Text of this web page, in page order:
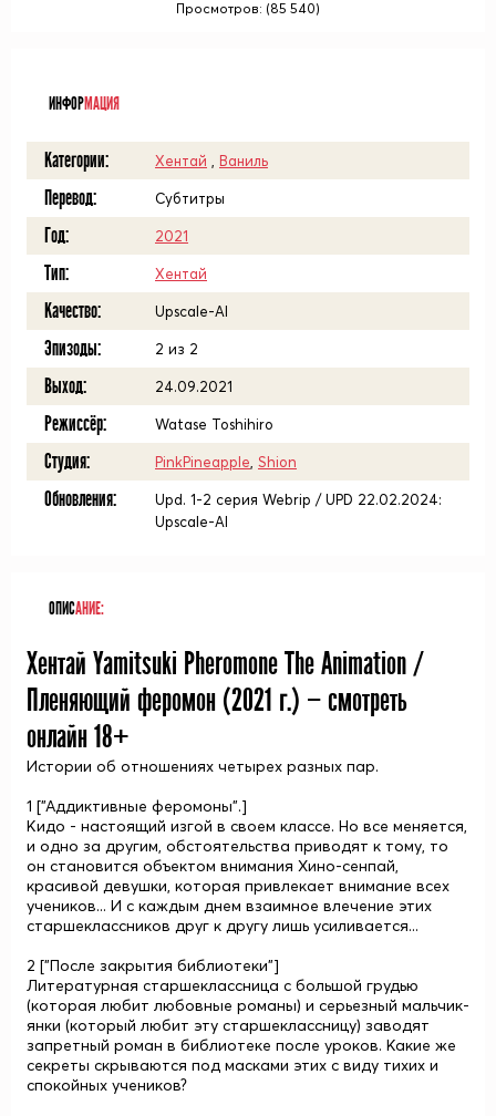
Просмотров: (85 540)
ИНФОРМАЦИЯ
Категории: Хентай Ваниль
Перевод: Субтитры
Год: 2021
Тип: Хентай
Качество: Upscale-AI
Эпизоды: 2 из 2
Выход: 24.09.2021
Режиссёр: Watase Toshihiro
Студия: PinkPineapple Shion
Обновления:
Upd. 1-2 серия Webrip / UPD 22.02.2024:
Upscale-AI
ОПИСАНИЕ:
Хентай Yamitsuki Pheromone The Animation /
Пленяющий феромон (2021 г.) — смотреть
онлайн 18+
Истории об отношениях четырех разных пар.
1 ["Аддиктивные феромоны".]
Кидо - настоящий изгой в своем классе. Но все меняется,
и одно за другим, обстоятельства приводят к тому, то
он становится объектом внимания Хино-сенпай,
красивой девушки, которая привлекает внимание всех
учеников... И с каждым днем взаимное влечение этих
старшеклассников друг к другу лишь усиливается...
2 ["После закрытия библиотеки"]
Литературная старшеклассница с большой грудью
(которая любит любовные романы) и серьезный мальчик-
янки (который любит эту старшеклассницу) заводят
запретный роман в библиотеке после уроков. Какие же
секреты скрываются под масками этих с виду тихих и
спокойных учеников?